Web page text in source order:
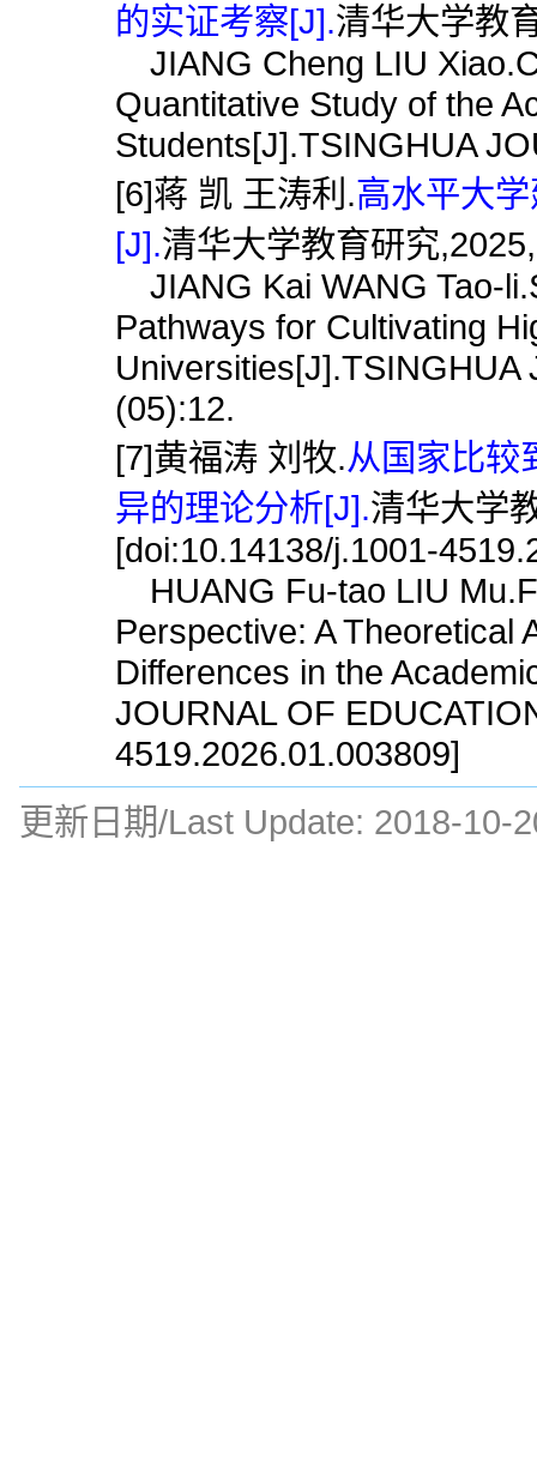
的实证考察[J].清华大学教
JIANG Cheng LIU
Quantitative Study of the
Students[J].TSINGHUA
[6]蒋 凯 王涛利.高水平大
[J].清华大学教育研究
JIANG Kai WANG Tao-
Pathways for Cultivating
Universities[J].TSINGHUA
(05):12.
[7]黄福涛 刘牧.从国家比
异的理论分析[J].清华大学
[doi:10.14138/j.1001-
HUANG Fu-tao LIU
Perspective: A Theoretical
Differences in the
JOURNAL OF
4519.2026.01.003809]
更新日期/Last Update: 2018-10-